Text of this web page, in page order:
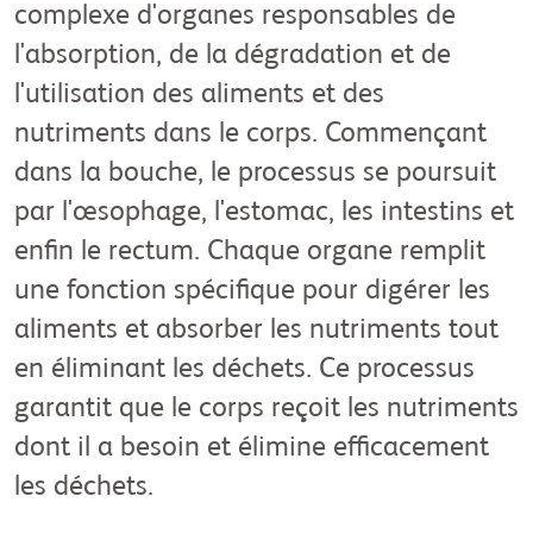
complexe d'organes responsables de
l'absorption, de la dégradation et de
l'utilisation des aliments et des
nutriments dans le corps. Commençant
dans la bouche, le processus se poursuit
par l'œsophage, l'estomac, les intestins et
enfin le rectum. Chaque organe remplit
une fonction spécifique pour digérer les
aliments et absorber les nutriments tout
en éliminant les déchets. Ce processus
garantit que le corps reçoit les nutriments
dont il a besoin et élimine efficacement
les déchets.